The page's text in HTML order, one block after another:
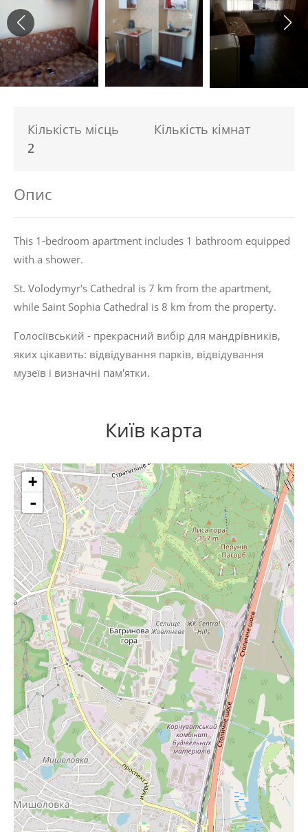
Кількість місць
2
Кількість кімнат
Опис
This 1-bedroom apartment includes 1 bathroom equipped
with a shower.
St. Volodymyr's Cathedral is 7 km from the apartment,
while Saint Sophia Cathedral is 8 km from the property.
Голосіївський - прекрасний вибір для мандрівників,
яких цікавить: відвідування парків, відвідування
музеїв і визначні пам'ятки.
Київ карта
+
-